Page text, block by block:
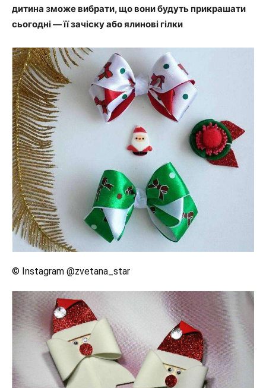
дитина зможе вибрати, що вони будуть прикрашати
сьогодні — її зачіску або ялинові гілки
© Instagram @zvetana_star